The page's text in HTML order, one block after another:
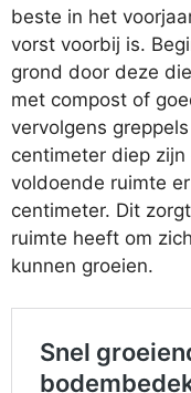
beste in het
vorst voorbij is.
grond door deze
met compost of
vervolgens
centimeter diep
voldoende ruimte
centimeter. Dit
ruimte heeft om
kunnen groeien.